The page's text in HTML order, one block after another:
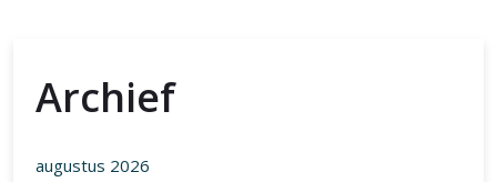
Archief
augustus 2026